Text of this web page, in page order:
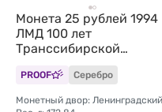
Монета 25 рублей 1994
ЛМД 100 лет
Транссибирской
магистрали Укладка
PROOF Серебро